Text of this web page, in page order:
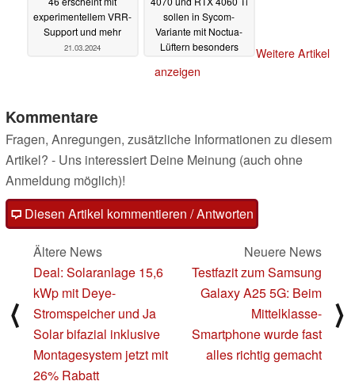
experimentellem VRR-
Support und mehr
21.03.2024
sollen in Sycom-
Variante mit Noctua-
Lüftern besonders
Weitere Artikel
anzeigen
Kommentare
Fragen, Anregungen, zusätzliche Informationen zu diesem
Artikel? - Uns interessiert Deine Meinung (auch ohne
Anmeldung möglich)!
Diesen Artikel kommentieren / Antworten
⟨
Ältere News
Deal: Solaranlage 15,6
kWp mit Deye-
Stromspeicher und Ja
Solar bifazial inklusive
Montagesystem jetzt mit
26% Rabatt
Neuere News
Testfazit zum Samsung
Galaxy A25 5G: Beim
Mittelklasse-
Smartphone wurde fast
alles richtig gemacht
⟩